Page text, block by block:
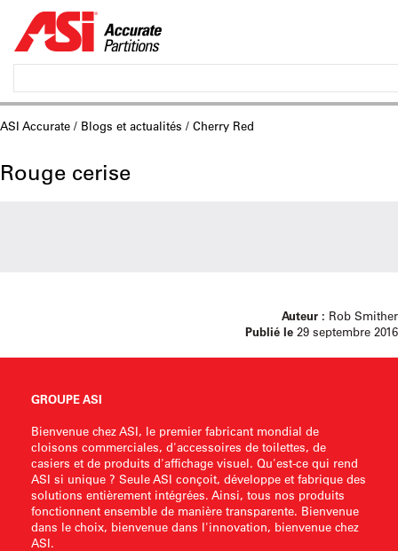
ASI Accurate / Blogs et actualités / Cherry Red
Rouge cerise
Auteur : Rob Smither
Publié le 29 septembre 2016
GROUPE ASI
Bienvenue chez ASI, le premier fabricant mondial de
cloisons commerciales, d'accessoires de toilettes, de
casiers et de produits d'affichage visuel. Qu'est-ce qui rend
ASI si unique ? Seule ASI conçoit, développe et fabrique des
solutions entièrement intégrées. Ainsi, tous nos produits
fonctionnent ensemble de manière transparente. Bienvenue
dans le choix, bienvenue dans l'innovation, bienvenue chez
ASI.